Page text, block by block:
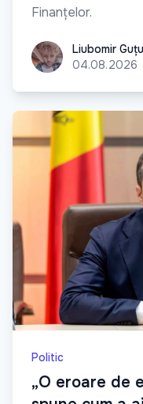
Finanțelor.
Liubomir Guțu
Liubomir Guțu
04.08.2026
Politic
„O eroare de